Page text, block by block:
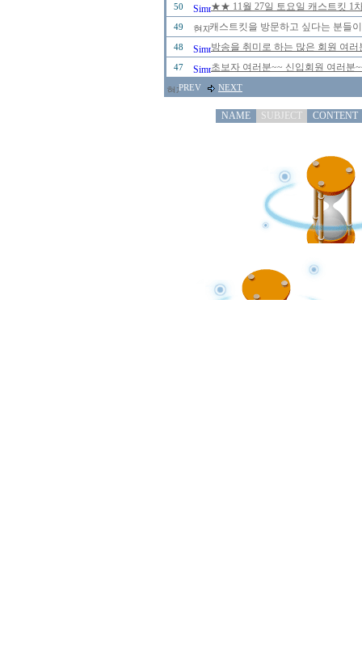
50 ★★ 11월 27일 토요일 캐스트킷
49 캐스트킷을 방문하고 싶다는 분들
48 방송을 취미로 하는 많은 회원 여
47 초보자 여러분~~ 신입회원 여러
PREV NEXT